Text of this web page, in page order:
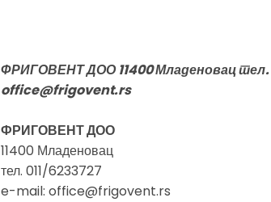
ФРИГОВЕНТ ДОО 11400 Младеновац тел.
office@frigovent.rs
ФРИГОВЕНТ ДОО
11400 Младеновац
тел. 011/6233727
e-mail: office@frigovent.rs